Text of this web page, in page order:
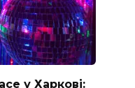
у Харкові: